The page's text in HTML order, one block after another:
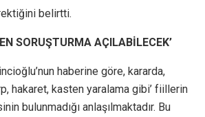
belirtti.
SORUŞTURMA AÇILABİLECEK’
haberine göre, kararda,
hakaret, kasten yaralama gibi’ fiillerin
bulunmadığı anlaşılmaktadır. Bu